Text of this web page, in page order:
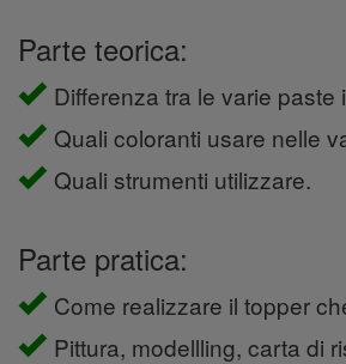
Parte teorica:
Differenza tra le varie paste
Quali coloranti usare nelle
Quali strumenti utilizzare.
Parte pratica:
Come realizzare il topper
Pittura, modellling, carta di